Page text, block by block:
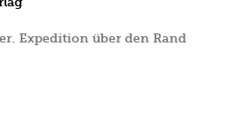
Expedition über den Rand